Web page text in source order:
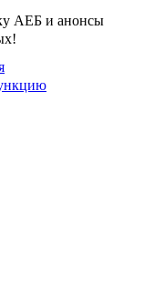
АЕБ и анонсы